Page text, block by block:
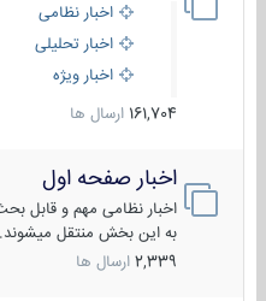
اخبار نظامی
اخبار تحلیلی
اخبار ویژه
161,704 ارسال ها
اخبار صفحه اول
اخبار نظامی مهم و قابل بحث
به این بخش منتقل میشوند.
2,339 ارسال ها